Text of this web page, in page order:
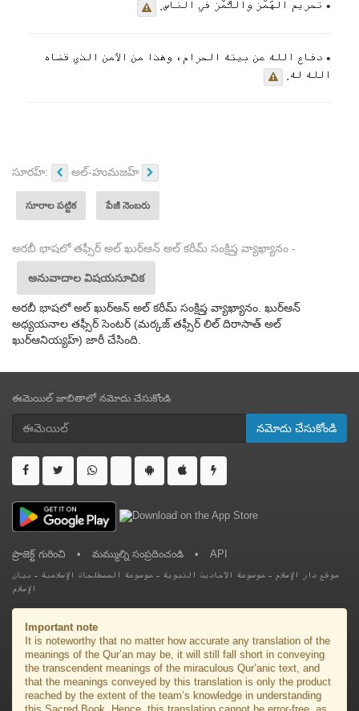
• تحريم الهَمْز واللَّمْز في الناس.
• دفاع الله عن بيته الحرام، وهذا من الأمن الذي قضاه
الله له.
సూరహ్: అల్-హుమజహ్
సూరాల పట్టిక పేజీ నెంబరు
అరబీ భాషలో తఫ్సీర్ అల్ ఖుర్ఆన్ అల్ కరీమ్ సంక్షిప్త వ్యాఖ్యానం -
అనువాదాల విషయసూచిక
అరబీ భాషలో అల్ ఖుర్ఆన్ అల్ కరీమ్ సంక్షిప్త వ్యాఖ్యానం. ఖుర్ఆన్
అధ్యయనాల తఫ్సీర్ సెంటర్ (మర్కజ్ తఫ్సీర్ లిల్ దిరాసాత్ అల్
ఖుర్ఆనియ్యహ్) జారీ చేసింది.
ఈమెయిల్ జాబితాలో నమోదు చేసుకోండి
నమోదు చేసుకోండి
ప్రాజెక్ట్ గురించి • మమ్ముల్ని సంప్రదించండి •
API
موقع دار الإسلام - موسوعة الأحاديث النبوية - موسوعة المصطلحات الإسلامية - بيان
الإسلام
Important note
It is noteworthy that no matter how accurate any translation of the
meanings of the Qur’an may be, it will still fall short in conveying
the transcendent meanings of the miraculous Qur’anic text, and
that the meanings conveyed by this translation is only the product
reached by the extent of the team’s knowledge in understanding